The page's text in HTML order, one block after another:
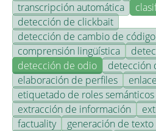
transcripción automática
detección de clickbait
detección de cambio de código
comprensión lingüística
detección de odio
detección
elaboración de perfiles
etiquetado de roles semánticos
extracción de información
factuality
generación de texto